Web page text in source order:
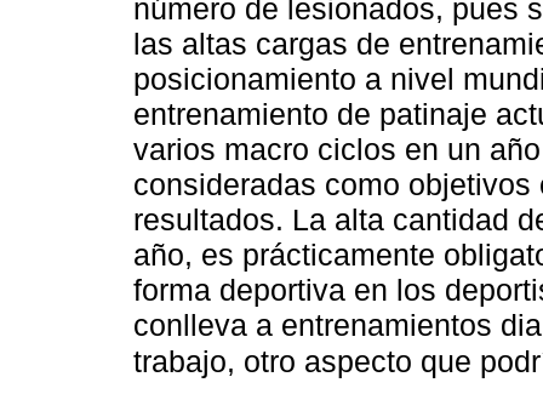
número de lesionados, pues
las altas cargas de
posicionamiento a nivel
entrenamiento de patinaje
varios macro ciclos en un
consideradas como
resultados. La alta cantidad
año, es prácticamente
forma deportiva en los
conlleva a entrenamientos
trabajo, otro aspecto que